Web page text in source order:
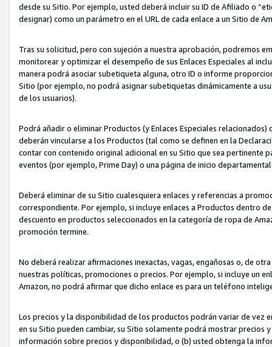
desde su Sitio. Por ejemplo, usted deberá incluir su ID de Afiliado o
designar) como un parámetro en el URL de cada enlace a un Sitio de
Tras su solicitud, pero con sujeción a nuestra aprobación, podremos
monitorear y optimizar el desempeño de sus Enlaces Especiales al
manera podrá asociar subetiqueta alguna, otro ID o informe
Sitio (por ejemplo, no podrá asignar subetiquetas dinámicamente a
de los usuarios).
Podrá añadir o eliminar Productos (y Enlaces Especiales
deberán vincularse a los Productos (tal como se definen en la
contar con contenido original adicional en su Sitio que sea pertinente
eventos (por ejemplo, Prime Day) o una página de inicio
Deberá eliminar de su Sitio cualesquiera enlaces y referencias a
correspondiente. Por ejemplo, si incluye enlaces a Productos dentro
descuento en productos seleccionados en la categoría de ropa de
promoción termine.
No deberá realizar afirmaciones inexactas, vagas, engañosas o, de
nuestras políticas, promociones o precios. Por ejemplo, si incluye un
Amazon, no podrá afirmar que dicho enlace es para un teléfono
Los precios y la disponibilidad de los productos podrán variar de vez
en su Sitio pueden cambiar, su Sitio solamente podrá mostrar
información sobre precios y disponibilidad, o (b) usted obtenga la